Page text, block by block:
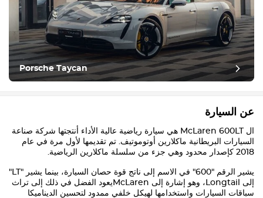
Porsche Taycan
عن السيارة
ال McLaren 600LT هي سيارة رياضية عالية الأداء أنتجتها شركة صناعة
السيارات البريطانية ماكلارين أوتوموتيف. تم تقديمها لأول مرة في عام
2018 كإصدار محدود وهي جزء من سلسلة ماكلارين الرياضية.
يشير الرقم "600" في الاسم إلى ناتج قوة حصان السيارة، بينما يشير "LT"
إلى Longtail، وهو إشارة إلى
McLaren يعود الفضل في ذلك إلى تراث
سباقات السيارات واستخدامها لهيكل خلفي ممدود لتحسين الديناميكا